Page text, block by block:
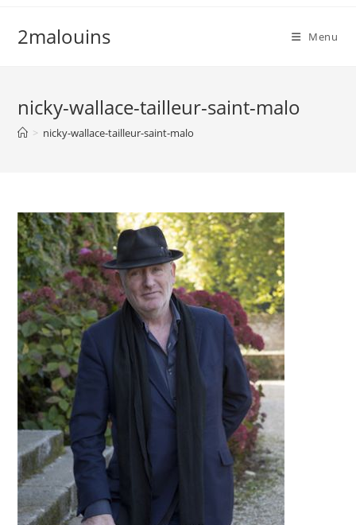
content2malouins Menu
nicky-wallace-tailleur-saint-malo
> nicky-wallace-tailleur-saint-malo